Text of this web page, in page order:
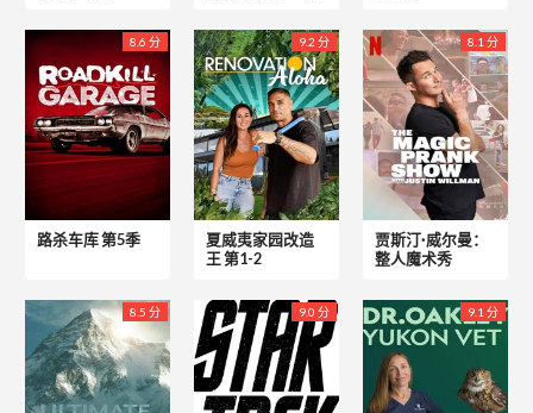
8.6 分
路杀车库 第5季
9.2 分
夏威夷家园改造
王 第1-2
8.1 分
贾斯汀·威尔曼：
整人魔术秀
8.5 分 9.0 分 9.1 分